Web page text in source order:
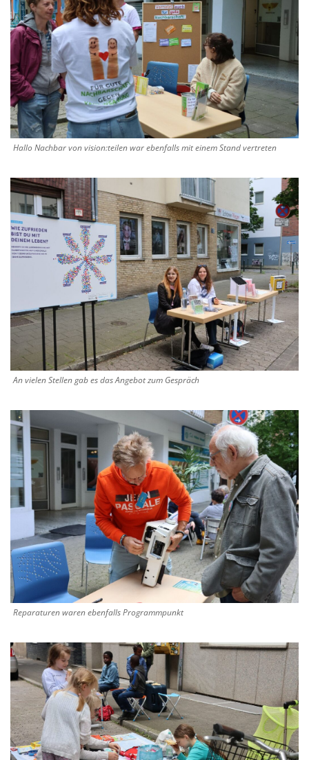
Hallo Nachbar von vision:teilen war ebenfalls mit einem Stand vertreten
An vielen Stellen gab es das Angebot zum Gespräch
Reparaturen waren ebenfalls Programmpunkt